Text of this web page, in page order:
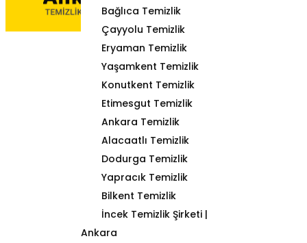
Bağlıca Temizlik
Çayyolu Temizlik
Eryaman Temizlik
Yaşamkent Temizlik
Konutkent Temizlik
Etimesgut Temizlik
Ankara Temizlik
Alacaatlı Temizlik
Dodurga Temizlik
Yapracık Temizlik
Bilkent Temizlik
İncek Temizlik Şirketi |
Ankara